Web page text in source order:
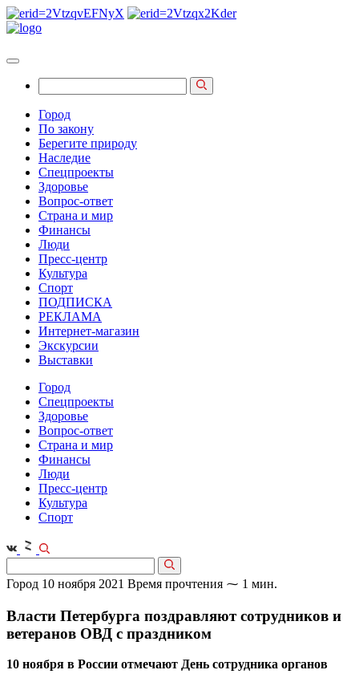
Город
По закону
Берегите природу
Наследие
Спецпроекты
Здоровье
Вопрос-ответ
Страна и мир
Финансы
Люди
Пресс-центр
Культура
Спорт
ПОДПИСКА
РЕКЛАМА
Интернет-магазин
Экскурсии
Выставки
Город
Спецпроекты
Здоровье
Вопрос-ответ
Страна и мир
Финансы
Люди
Пресс-центр
Культура
Спорт
Город 10 ноября 2021 Время прочтения ⁓ 1 мин.
Власти Петербурга поздравляют сотрудников и
ветеранов ОВД с праздником
10 ноября в России отмечают День сотрудника органов